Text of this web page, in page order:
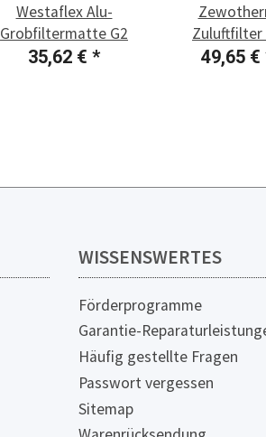
Westaflex Alu-
Grobfiltermatte G2
35,62 € *
Zuluftfilter
Pollenfilter
49,65 €
WISSENSWERTES
Förderprogramme
Garantie-
Häufig gestellte Fragen
Passwort vergessen
Sitemap